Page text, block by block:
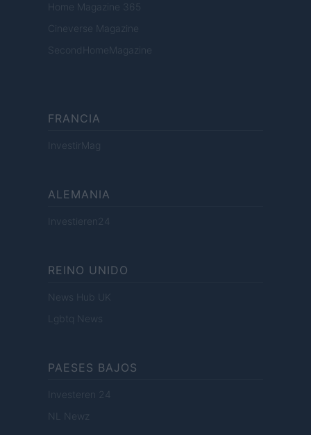
Home Magazine 365
Cineverse Magazine
SecondHomeMagazine
FRANCIA
InvestirMag
ALEMANIA
Investieren24
REINO UNIDO
News Hub UK
Lgbtq News
PAESES BAJOS
Investeren 24
NL Newz